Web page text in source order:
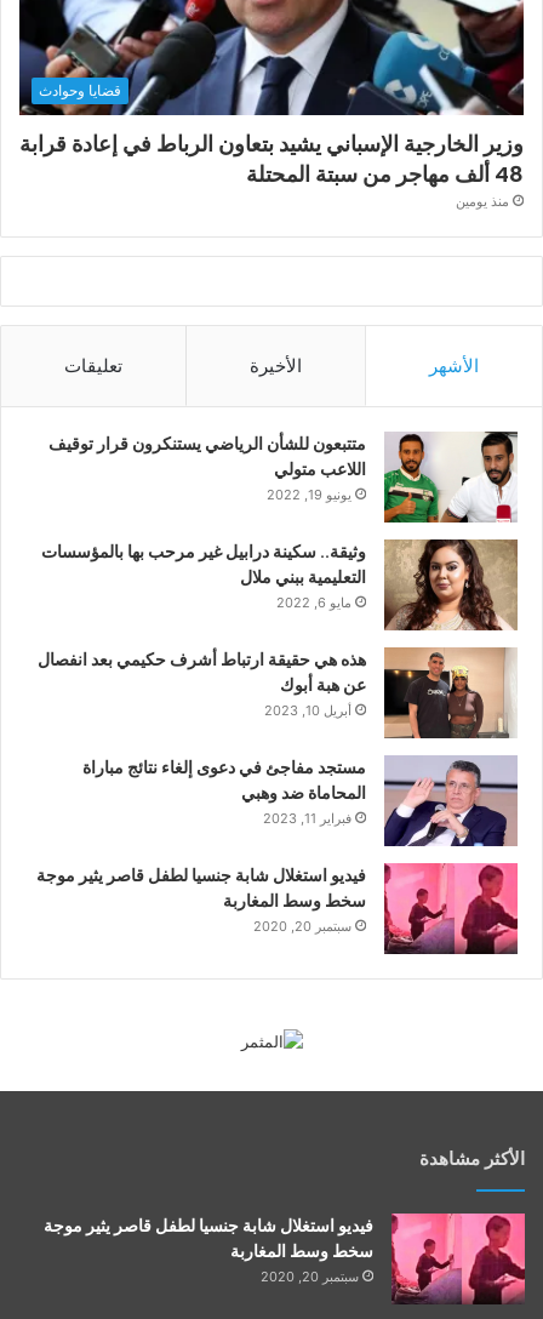
قضايا وحوادث
وزير الخارجية الإسباني يشيد بتعاون الرباط في إعادة قرابة
48 ألف مهاجر من سبتة المحتلة
منذ يومين
الأشهر الأخيرة تعليقات
متتبعون للشأن الرياضي يستنكرون قرار توقيف
اللاعب متولي
يونيو 19, 2022
وثيقة.. سكينة درابيل غير مرحب بها بالمؤسسات
التعليمية ببني ملال
مايو 6, 2022
هذه هي حقيقة ارتباط أشرف حكيمي بعد انفصال
عن هبة أبوك
أبريل 10, 2023
مستجد مفاجئ في دعوى إلغاء نتائج مباراة
المحاماة ضد وهبي
فبراير 11, 2023
فيديو استغلال شابة جنسيا لطفل قاصر يثير موجة
سخط وسط المغاربة
سبتمبر 20, 2020
الأكثر مشاهدة
فيديو استغلال شابة جنسيا لطفل قاصر يثير موجة
سخط وسط المغاربة
سبتمبر 20, 2020